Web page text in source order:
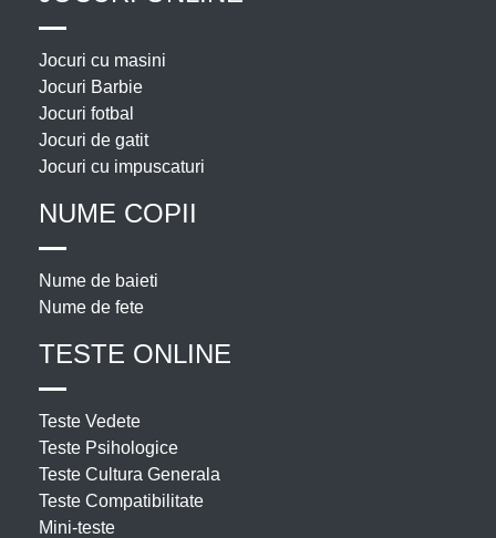
Jocuri cu masini
Jocuri Barbie
Jocuri fotbal
Jocuri de gatit
Jocuri cu impuscaturi
NUME COPII
Nume de baieti
Nume de fete
TESTE ONLINE
Teste Vedete
Teste Psihologice
Teste Cultura Generala
Teste Compatibilitate
Mini-teste